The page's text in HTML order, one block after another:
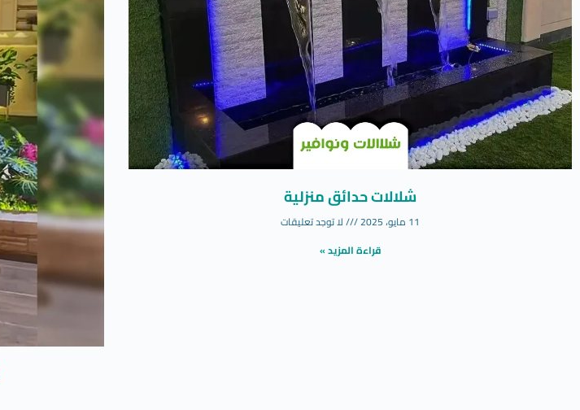
شلالات حدائق منزلية
11 مايو، 2025
لا توجد تعليقات
قراءة المزيد »